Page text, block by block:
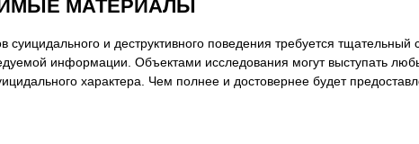
МАТЕРИАЛЫ
и деструктивного поведения требуется тщательный
информации. Объектами исследования могут выступать
характера. Чем полнее и достовернее будет